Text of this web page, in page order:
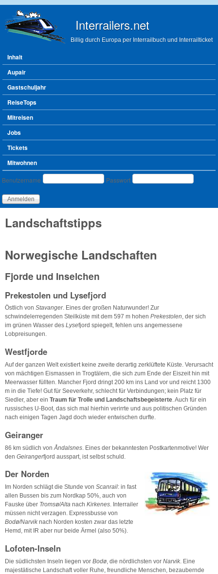
Interrailers.net
Billig durch Europa per Interrailbuch und Interrailticket
Hauptmenü
Inhalt
Aupair
Gastschuljahr
ReiseTops
Mitreisen
Jobs
Tickets
Mitwohnen
Benutzeranmeldung
Benutzername Passwort
Landschaftstipps
Norwegische Landschaften
Fjorde und Inselchen
Prekestolen und Lysefjord
Östlich von Stavanger. Eines der großen Naturwunder! Zur
schwindelerregenden Steilküste mit dem 597 m hohen Prekestolen, der sich
im grünen Wasser des Lysefjord spiegelt, fehlen uns angemessene
Lobpreisungen.
Westfjorde
Auf der ganzen Welt existiert keine zweite derartig zerklüftete Küste. Verursacht
von mächtigen Eismassen in Trogtälern, die sich zum Ende der Eiszeit hin mit
Meerwasser füllten. Mancher Fjord dringt 200 km ins Land vor und reicht 1300
m in die Tiefe! Gut für Seeverkehr, schlecht für Verbindungen; kein Platz für
Siedler, aber ein Traum für Trolle und Landschaftsbegeisterte. Auch für ein
russisches U-Boot, das sich mal hierhin verirrte und aus politischen Gründen
nach einigen Tagen Jagd doch wieder entwischen durfte.
Geiranger
86 km südlich von Åndalsnes . Eines der bekanntesten Postkartenmotive! Wer
den Geirangerfjord ausspart, ist selbst schuld.
Der Norden
Im Norden schlägt die Stunde von Scanrail: in fast
allen Bussen bis zum Nordkap 50%, auch von
Fauske über Tromsø/Alta nach Kirkenes. Interrailer
müssen nicht verzagen. Expressbusse von
Bodø/Narvik nach Norden kosten zwar das letzte
Hemd, mit IR aber nur beide Ärmel (also 50%).
Lofoten-Inseln
Die südlichsten Inseln liegen vor Bodø , die nördlichsten vor Narvik . Eine
majestätische Landschaft voller Ruhe, freundliche Menschen, bezaubernde